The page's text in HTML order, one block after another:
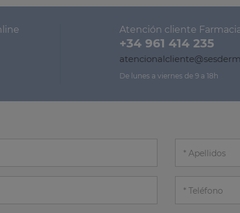
Atención cliente
+34 961 414 235
De lunes a viernes de 9 a 18h
Apellidos
Teléfono